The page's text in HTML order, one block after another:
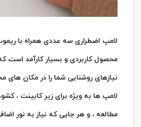
لامپ اضطراری سه عددی همراه با
محصول کاربردی و بسیار کارآمد است
نیازهای روشنایی شما را در مکان‌ های
لامپ‌ ها به ویژه برای زیر کابینت ،
مطالعه ، و هر جایی که نیاز به نور